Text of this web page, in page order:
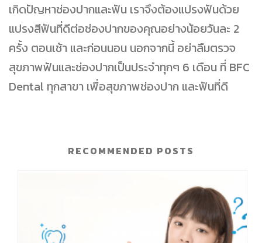
เกิดปัญหาช่องปากและฟัน เราจึงต้องแปรงฟันด้วย
แปรงสีฟันที่ดีต่อช่องปากของคุณอย่างน้อยวันละ 2
ครั้ง ตอนเช้า และก่อนนอน นอกจากนี้ อย่าลืมตรวจ
สุขภาพฟันและช่องปากเป็นประจำทุกๆ 6 เดือน ที่ BFC
Dental ทุกสาขา เพื่อสุขภาพช่องปาก และฟันที่ดี
RECOMMENDED POSTS